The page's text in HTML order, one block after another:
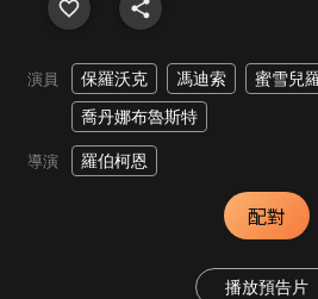
演員 保羅沃克 馮迪索
蜜雪兒
喬丹娜布魯斯特
導演 羅伯柯恩
配對
播放預告片